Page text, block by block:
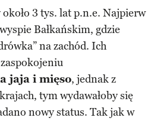
3 tys. lat p.n.e. Najpierw
Bałkańskim, gdzie
na zachód. Ich
jaja i mięso, jednak z
tym wydawałoby się
nowy status. Tak jak w